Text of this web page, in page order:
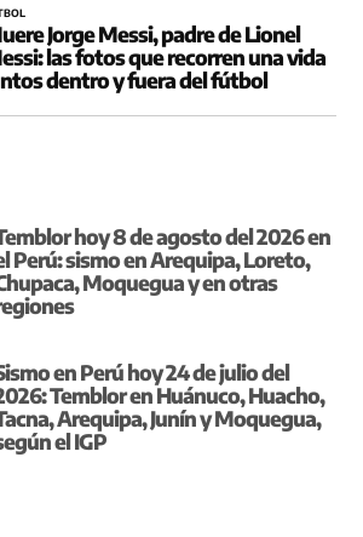
Jorge Messi, padre de Lionel
las fotos que recorren una vida
dentro y fuera del fútbol
hoy 8 de agosto del 2026 en
Perú: sismo en Arequipa, Loreto,
Moquegua y en otras
en Perú hoy 24 de julio del
Temblor en Huánuco, Huacho,
Arequipa, Junín y Moquegua,
el IGP